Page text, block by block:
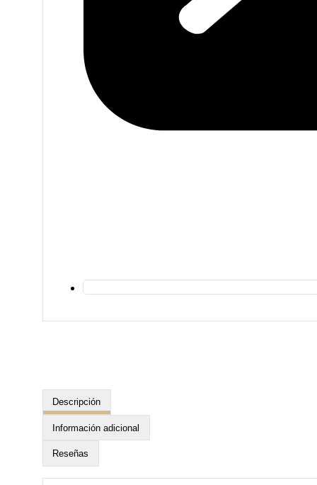
Descripción
Información adicional
Reseñas